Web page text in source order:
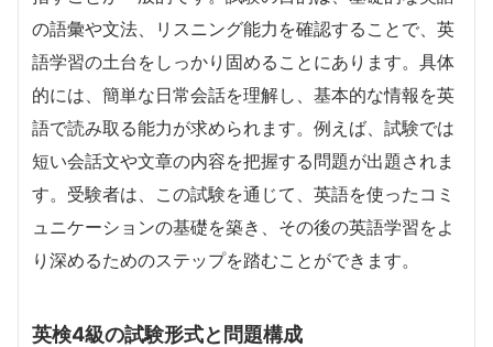
の語彙や文法、リスニング能力を確認することで、英
語学習の土台をしっかり固めることにあります。具体
的には、簡単な日常会話を理解し、基本的な情報を英
語で読み取る能力が求められます。例えば、試験では
短い会話文や文章の内容を把握する問題が出題されま
す。受験者は、この試験を通じて、英語を使ったコミ
ュニケーションの基礎を築き、その後の英語学習をよ
り深めるためのステップを踏むことができます。
英検4級の試験形式と問題構成